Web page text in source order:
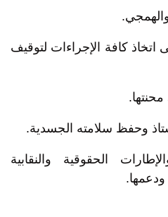
والهمجي.
اتخاذ كافة الإجراءات لتوقيف
وحفظ سلامته الجسدية.
الحقوقية والنقابية
ودعمها.